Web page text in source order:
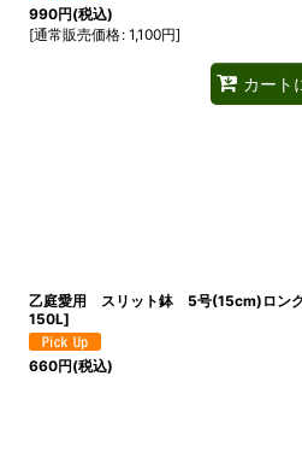
990円(税込)
[通常販売価格: 1,100円]
カート
乙庭愛用 スリット鉢 5号(15cm)ロン
150L]
660円(税込)